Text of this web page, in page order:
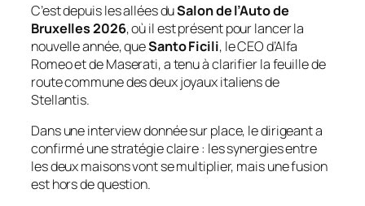
C’est depuis les allées duSalon de l’Auto de
Bruxelles 2026, où il est présent pour lancer la
nouvelle année, queSanto Ficili, le CEO d’Alfa
Romeo et de Maserati, a tenu à clarifier la feuille de
route commune des deux joyaux italiens de
Stellantis.
Dans une interview donnée sur place, le dirigeant a
confirmé une stratégie claire : les synergies entre
les deux maisons vont se multiplier, mais une fusion
est hors de question.